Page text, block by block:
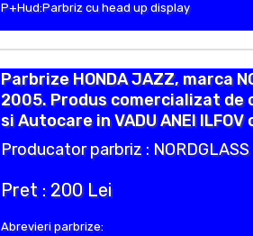
P+Hud:Parbriz cu head up display
Parbrize HONDA JAZZ, marca
2005. Produs comercializat de
si Autocare in VADU ANEI
Producator parbriz : NORDGLASS
Pret : 200 Lei
Abrevieri parbrize: